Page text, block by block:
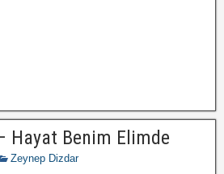
Hayat Benim Elimde
Zeynep Dizdar